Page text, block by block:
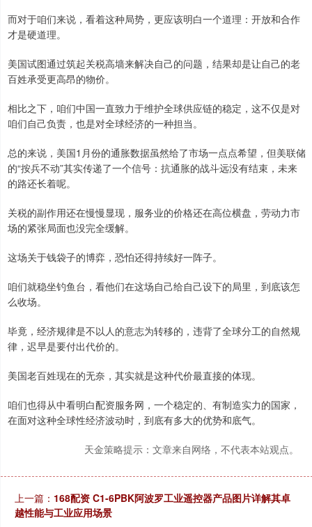
而对于咱们来说，看着这种局势，更应该明白一个道理：开放和合作
才是硬道理。
美国试图通过筑起关税高墙来解决自己的问题，结果却是让自己的老
百姓承受更高昂的物价。
相比之下，咱们中国一直致力于维护全球供应链的稳定，这不仅是对
咱们自己负责，也是对全球经济的一种担当。
总的来说，美国1月份的通胀数据虽然给了市场一点点希望，但美联储
的“按兵不动”其实传递了一个信号：抗通胀的战斗远没有结束，未来
的路还长着呢。
关税的副作用还在慢慢显现，服务业的价格还在高位横盘，劳动力市
场的紧张局面也没完全缓解。
这场关于钱袋子的博弈，恐怕还得持续好一阵子。
咱们就稳坐钓鱼台，看他们在这场自己给自己设下的局里，到底该怎
么收场。
毕竟，经济规律是不以人的意志为转移的，违背了全球分工的自然规
律，迟早是要付出代价的。
美国老百姓现在的无奈，其实就是这种代价最直接的体现。
咱们也得从中看明白配资服务网，一个稳定的、有制造实力的国家，
在面对这种全球性经济波动时，到底有多大的优势和底气。
天金策略提示：文章来自网络，不代表本站观点。
上一篇： 168配资 C1-6PBK阿波罗工业遥控器产品图片详解其卓
越性能与工业应用场景